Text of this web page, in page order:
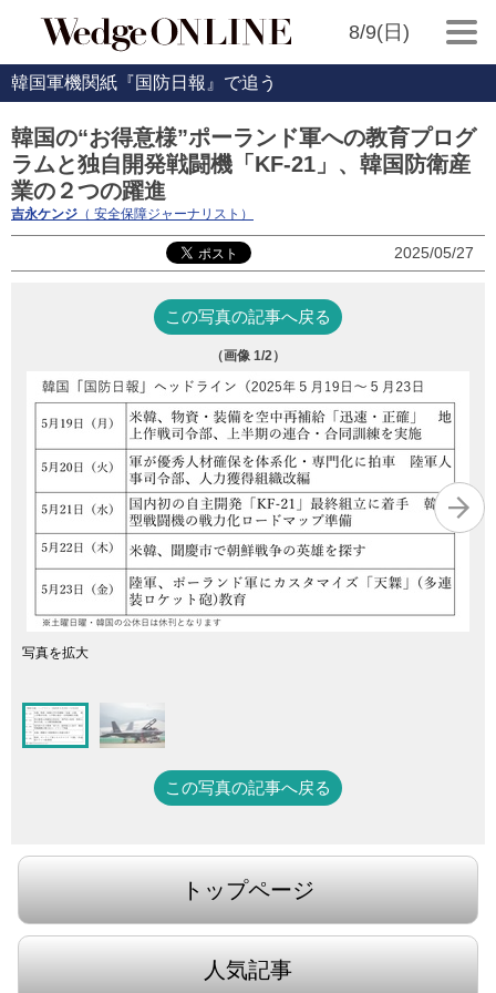
8/9(日)
韓国軍機関紙『国防日報』で追う
韓国の“お得意様”ポーランド軍への教育プログ
ラムと独自開発戦闘機「KF-21」、韓国防衛産
業の２つの躍進
吉永ケンジ （ 安全保障ジャーナリスト）
2025/05/27
この写真の記事へ戻る
（画像 1/2）
写真を拡大
この写真の記事へ戻る
トップページ
人気記事